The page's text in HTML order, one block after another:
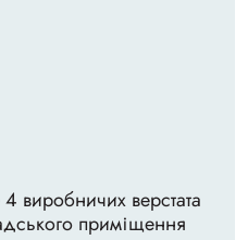
виробничих верстата
приміщення